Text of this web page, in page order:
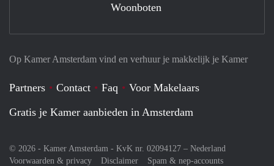
Op Kamer Amsterdam vind en verhuur je makkelijk je Kamer
Partners Contact Faq
Voor Makelaars
Gratis je Kamer aanbieden in Amsterdam
© 2026 - Kamer Amsterdam - KvK nr. 02094127 – Nederland
Voorwaarden & privacy
Disclaimer
Spam & nep-accounts
Woonboten